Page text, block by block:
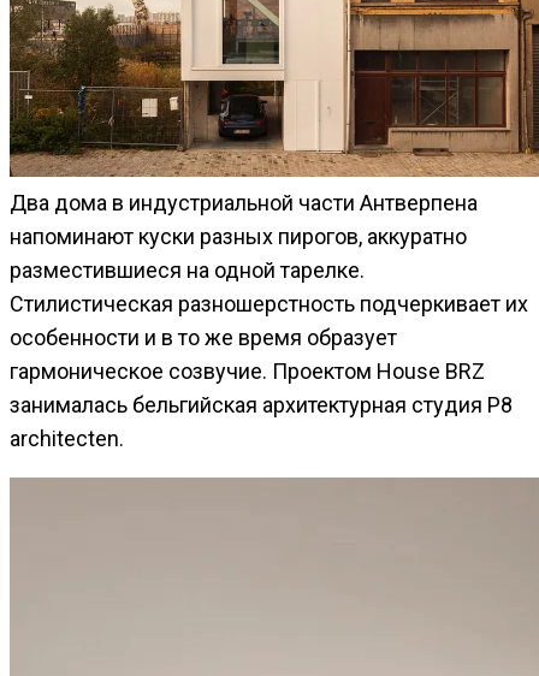
Два дома в индустриальной части Антверпена
напоминают куски разных пирогов, аккуратно
разместившиеся на одной тарелке.
Стилистическая разношерстность подчеркивает их
особенности и в то же время образует
гармоническое созвучие. Проектом House BRZ
занималась бельгийская архитектурная студия P8
architecten.